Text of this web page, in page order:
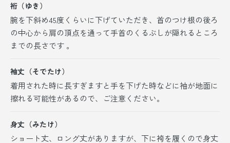
裄（ゆき）
腕を下斜め45度くらいに下げていただき、首のつけ根の後ろ
の中心から肩の頂点を通って手首のくるぶしが隠れるところ
までの長さです 。
袖丈（そでたけ）
着用された時に長すぎますと手を下げた時などに袖が地面に
擦れる可能性があるので、ご注意ください。
身丈（みたけ）
ショート丈、ロング丈がありますが、 下に袴を履くので身丈